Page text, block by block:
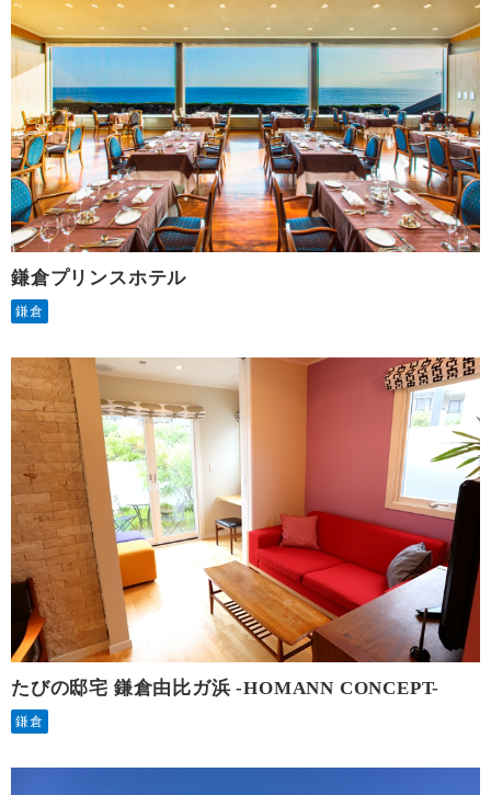
鎌倉プリンスホテル
鎌倉
たびの邸宅 鎌倉由比ガ浜 -HOMANN CONCEPT-
鎌倉